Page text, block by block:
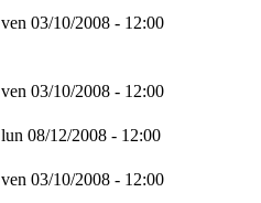
ven 03/10/2008 - 12:00
ven 03/10/2008 - 12:00
lun 08/12/2008 - 12:00
ven 03/10/2008 - 12:00